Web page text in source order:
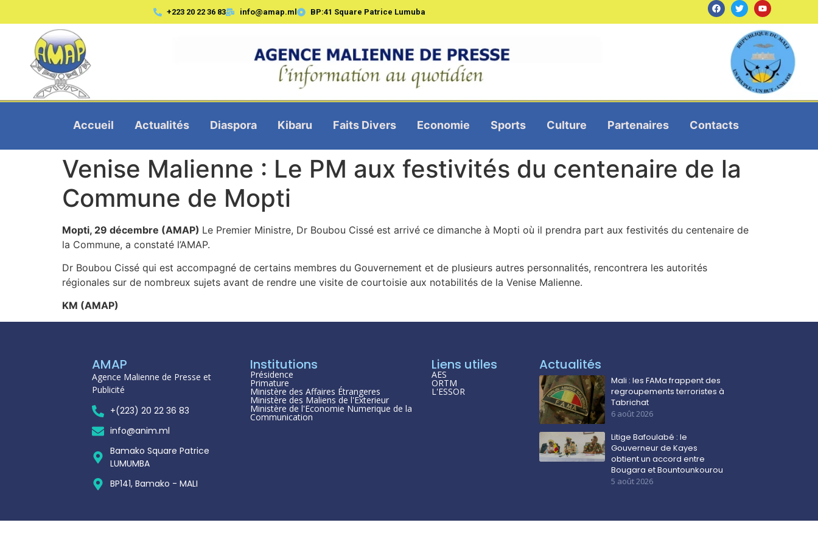
+223 20 22 36 83 info@amap.ml BP:41 Square Patrice Lumuba
Accueil Actualités Diaspora Kibaru Faits Divers Economie Sports Culture Partenaires Contacts
Venise Malienne : Le PM aux festivités du centenaire de la
Commune de Mopti
Mopti, 29 décembre (AMAP) Le Premier Ministre, Dr Boubou Cissé est arrivé ce dimanche à Mopti où il prendra part aux festivités du centenaire de
la Commune, a constaté l’AMAP.
Dr Boubou Cissé qui est accompagné de certains membres du Gouvernement et de plusieurs autres personnalités, rencontrera les autorités
régionales sur de nombreux sujets avant de rendre une visite de courtoisie aux notabilités de la Venise Malienne.
KM (AMAP)
AMAP
Agence Malienne de Presse et
Publicité
+(223) 20 22 36 83
info@anim.ml
Bamako Square Patrice
LUMUMBA
BP141, Bamako - MALI
Institutions
Présidence
Primature
Ministère des Affaires Étrangeres
Ministère des Maliens de l'Exterieur
Ministère de l'Economie Numerique de la
Communication
Liens utiles
AES
ORTM
L'ESSOR
Actualités
Mali : les FAMa frappent des
regroupements terroristes à
Tabrichat
6 août 2026
Litige Bafoulabé : le
Gouverneur de Kayes
obtient un accord entre
Bougara et Bountounkourou
5 août 2026